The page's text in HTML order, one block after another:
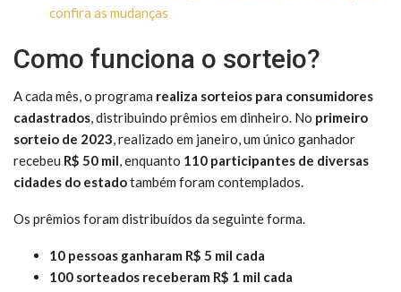
confira as mudanças
Como funciona o sorteio?
A cada mês, o programa realiza sorteios para consumidores
cadastrados, distribuindo prêmios em dinheiro. No primeiro
sorteio de 2023, realizado em janeiro, um único ganhador
recebeu R$ 50 mil, enquanto 110 participantes de diversas
cidades do estadotambém foram contemplados.
Os prêmios foram distribuídos da seguinte forma.
10 pessoas ganharam R$ 5 mil cada
100 sorteados receberam R$ 1 mil cada